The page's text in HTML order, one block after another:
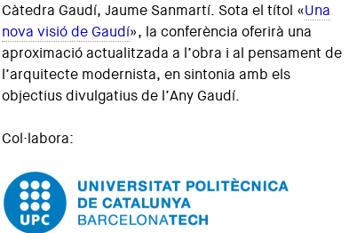
Càtedra Gaudí, Jaume Sanmartí. Sota el títol «Una
nova visió de Gaudí», la conferència oferirà una
aproximació actualitzada a l’obra i al pensament de
l’arquitecte modernista, en sintonia amb els
objectius divulgatius de l’Any Gaudí.
Col·labora: